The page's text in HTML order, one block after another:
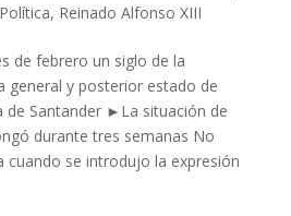
Política, Reinado Alfonso XIII
de febrero un siglo de la
general y posterior estado de
de Santander ►La situación de
durante tres semanas No
cuando se introdujo la expresión